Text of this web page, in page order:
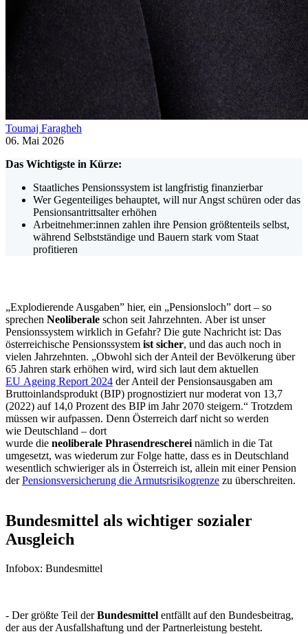
Toumaj Faragheh
06. Mai 2026
Das Wichtigste in Kürze:
Staatliches Pensionssystem ist langfristig finanzierbar
Wer Gegenteiliges behauptet, will nur Angst schüren oder das
Pensionsantrittsalter erhöhen
Arbeitnehmer:innen zahlen ihre Pension größtenteils selbst,
während Selbstständige und Bauern stark vom Staat
profitieren
„Explodierende Ausgaben” hier, ein „Pensionsloch” dort – so
sprechen Neoliberale schon seit Jahrzehnten. Aber ist unser
Pensionssystem wirklich in Gefahr? Die gute Nachricht ist: Das
österreichische Pensionssystem ist sicher, und das auch noch in
vielen Jahrzehnten. „Obwohl sich der Anteil der Bevölkerung über
65 Jahren stark erhöhen wird, wird sich laut dem aktuellen
EU Ageing Report 2024 der Anteil der Pensionsausgaben am
Bruttoinlandsprodukt (BIP) prognostiziert nur moderat von 13,7
(2022) auf 14,0 Prozent des BIP im Jahr 2070 steigern.“ Trotzdem
müssen wir aufpassen. Denn Österreich darf nicht so werden
wie Deutschland – dort
wurde die neoliberale Phrasendrescherei nämlich in die Tat
umgesetzt, was wiederum zur Folge hatte, dass es in Deutschland
wesentlich schwieriger als in Österreich ist, allein mit einer Pension
derPensionsversicherung die Armutsrisikogrenze zu überschreiten.
Bundesmittel als wichtiger sozialer
Ausgleich
Infobox: Bundesmittel
- Der größte Teil derBundesmittel entfällt auf den Bundesbeitrag,
der aus der Ausfallshaftung und der Partnerleistung besteht.